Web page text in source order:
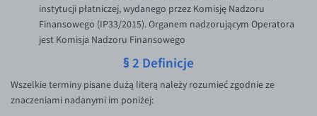
NZD/PLN
RON/PLN
TRY/PLN
ZAR/PLN
Słowniczek
instytucji płatniczej, wydanego przez Komisję Nadzoru
Finansowego (IP33/2015). Organem nadzorującym Operatora
jest Komisja Nadzoru Finansowego
§ 2 Definicje
Wszelkie terminy pisane dużą literą należy rozumieć zgodnie ze
znaczeniami nadanymi im poniżej: